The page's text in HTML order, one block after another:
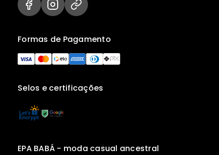
Selos e certificações
Formas de Pagamento
EPA BABÁ - moda casual ancestral